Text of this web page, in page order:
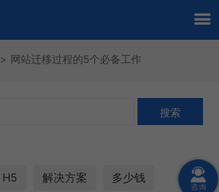
> 网站迁移过程的5个必备工作
H5 解决方案 多少钱